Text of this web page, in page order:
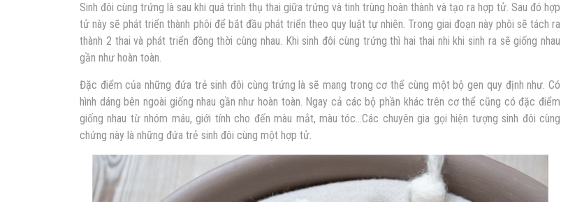
Sinh đôi cùng trứng là sau khi quá trình thụ thai giữa trứng và tinh trùng hoàn thành và tạo ra hợp tử. Sau đó hợp
tử này sẽ phát triển thành phôi để bắt đầu phát triển theo quy luật tự nhiên. Trong giai đoạn này phôi sẽ tách ra
thành 2 thai và phát triển đồng thời cùng nhau. Khi sinh đôi cùng trứng thì hai thai nhi khi sinh ra sẽ giống nhau
gần như hoàn toàn.
Đặc điểm của những đứa trẻsinh đôi cùng trứng là sẽ mang trong cơ thể cùng một bộ gen quy định như. Có
hình dáng bên ngoài giống nhau gần như hoàn toàn. Ngay cả các bộ phần khác trên cơ thể cũng có đặc điểm
giống nhau từ nhóm máu, giới tính cho đến màu mắt, màu tóc…Các chuyên gia gọi hiện tượng sinh đôi cùng
chứng này là những đứa trẻ sinh đôi cùng một hợp tử.